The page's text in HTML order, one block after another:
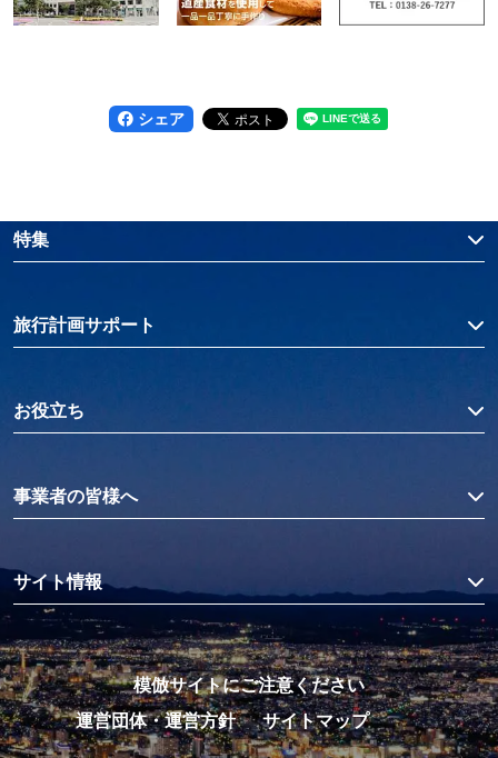
シェア
特集
旅行計画サポート
お役立ち
事業者の皆様へ
サイト情報
模倣サイトにご注意ください
運営団体・運営方針
サイトマップ